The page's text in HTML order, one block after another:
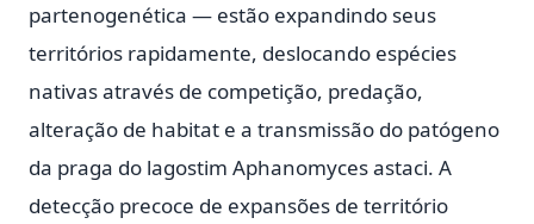
partenogenética — estão expandindo seus
territórios rapidamente, deslocando espécies
nativas através de competição, predação,
alteração de habitat e a transmissão do patógeno
da praga do lagostim Aphanomyces astaci. A
detecção precoce de expansões de território